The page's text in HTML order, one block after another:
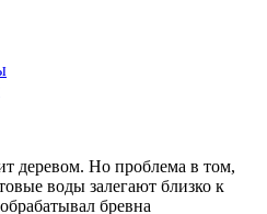
деревом. Но проблема в том,
воды залегают близко к
бревна